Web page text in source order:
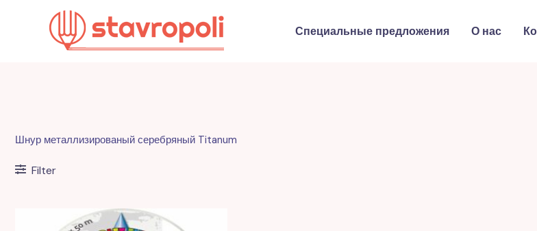
содержимому
Специальные предложения О нас
Шнур металлизированый серебряный Titanum
Filter